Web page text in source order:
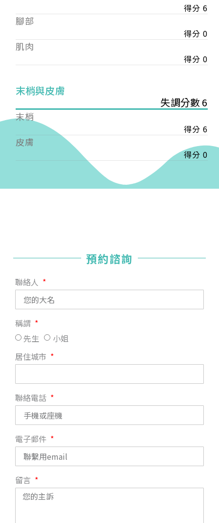
得分 6
腳部
得分 0
肌肉
得分 0
末梢與皮膚
失調分數 6
末梢
得分 6
皮膚
得分 0
預約諮詢
聯絡人
稱謂
先生
小姐
居住城市
聯絡電話
電子郵件
留言
【會費】
入會費新臺幣1200元，於會員入會時繳納；常年會
費1200元，於每年度繳納。
入會費新臺幣3000元，於會員入會時繳納；常年會
費3000元，於每年度繳納。
戶名: 社團法人台灣自律神經健康培訓暨發展協會
帳號: 003-03-501566-2
銀行: (013) 國泰世華 南京東路分行